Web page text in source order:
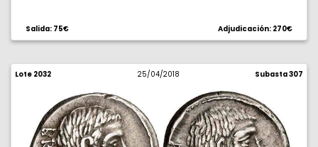
Salida: 75€ Adjudicación: 270€
Lote 2032 25/04/2018 Subasta 307